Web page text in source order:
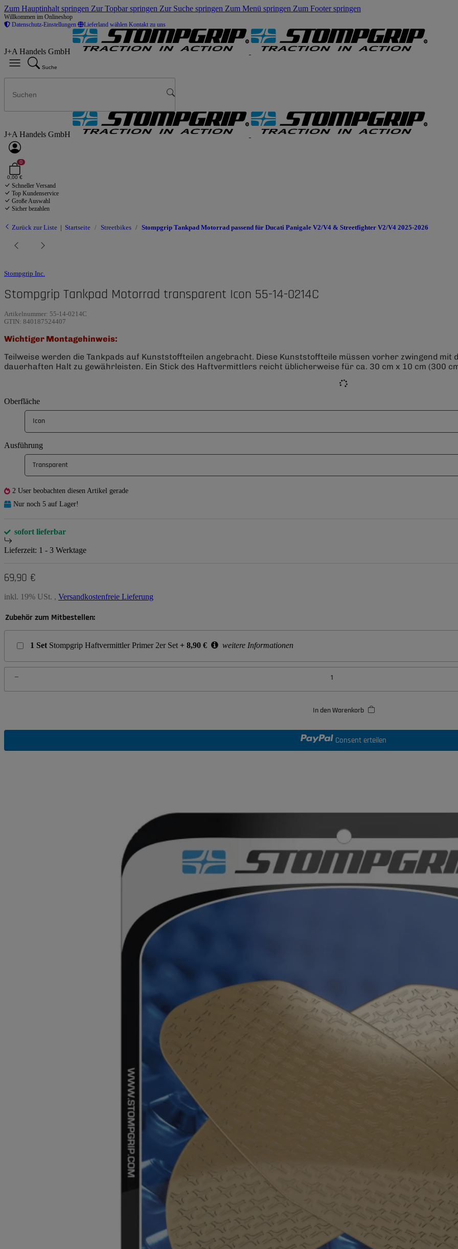
Zum Hauptinhalt springen Zur Topbar springen Zur Suche springen Zum Menü springen Zum Footer springen
Willkommen im Onlineshop
Datenschutz-Einstellungen
Lieferland wählen Kontakt zu uns
J+A Handels GmbH
Suche
J+A Handels GmbH
0
0,00 €
Schneller Versand
Top Kundenservice
Große Auswahl
Sicher bezahlen
Zurück zur Liste Startseite Streetbikes Stompgrip Tankpad Motorrad passend für Ducati Panigale V2/V4 & Streetfighter V2/V4 2025-2026
Stompgrip Inc.
Stompgrip Tankpad Motorrad transparent Icon 55-14-0214C
Artikelnummer: 55-14-0214C
GTIN: 840187524407
Wichtiger Montagehinweis:
Teilweise werden die Tankpads auf Kunststoffteilen angebracht. Diese Kunststoffteile müssen vorher zwingend
dauerhaften Halt zu gewährleisten. Ein Stick des Haftvermittlers reicht üblicherweise für ca. 30 cm x 10 cm (300
Oberfläche
Icon
Ausführung
Transparent
2 User beobachten diesen Artikel gerade
Nur noch 5 auf Lager!
sofort lieferbar
Lieferzeit: 1 - 3 Werktage
69,90 €
inkl. 19% USt. , Versandkostenfreie Lieferung
Zubehör zum Mitbestellen:
1 Set Stompgrip Haftvermittler Primer 2er Set + 8,90 € weitere Informationen
In den Warenkorb
Consent erteilen